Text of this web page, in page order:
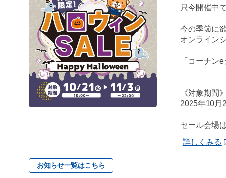
只今開催中
今の季節に
オンライン
「コーナン
《対象期間》
2025年10月
セール会場
詳しくみる
お知らせ一覧はこちら